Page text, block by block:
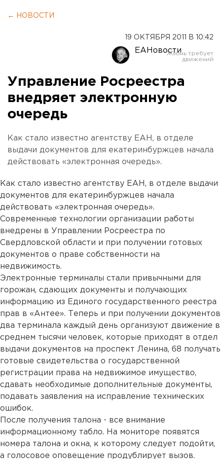
← НОВОСТИ
19 ОКТЯБРЯ 2011 В 10:42
ЕАНовости
Управление Росреестра
внедряет электронную
очередь
Как стало известно агентству ЕАН, в отделе
выдачи документов для екатеринбуржцев начала
действовать «электронная очередь».
Как стало известно агентству ЕАН, в отделе выдачи
документов для екатеринбуржцев начала
действовать «электронная очередь».
Современные технологии организации работы
внедрены в Управлении Росреестра по
Свердловской области и при получении готовых
документов о праве собственности на
недвижимость.
Электронные терминалы стали привычными для
горожан, сдающих документы и получающих
информацию из Единого государственного реестра
прав в «Антее». Теперь и при получении документов
два терминала каждый день организуют движение в
среднем тысячи человек, которые приходят в отдел
выдачи документов на проспект Ленина, 68 получать
готовые свидетельства о государственной
регистрации права на недвижимое имущество,
сдавать необходимые дополнительные документы,
подавать заявления на исправление технических
ошибок.
После получения талона - все внимание
информационному табло. На мониторе появятся
номера талона и окна, к которому следует подойти,
а голосовое оповещение продублирует вызов.